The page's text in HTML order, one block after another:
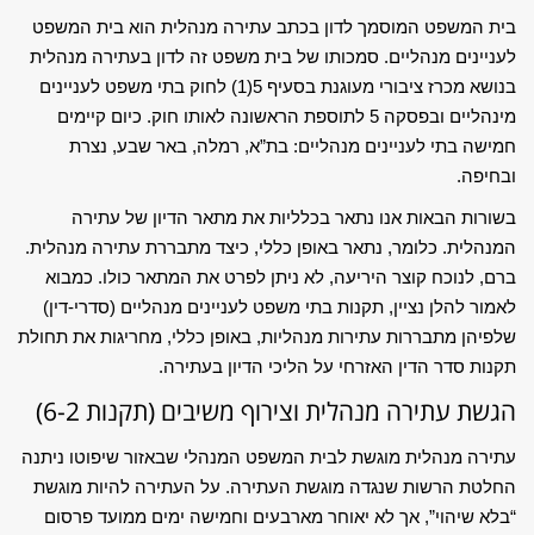
בית המשפט המוסמך לדון בכתב עתירה מנהלית הוא בית המשפט
לעניינים מנהליים. סמכותו של בית משפט זה לדון בעתירה מנהלית
בנושא מכרז ציבורי מעוגנת בסעיף 5(1) לחוק בתי משפט לעניינים
מינהליים ובפסקה 5 לתוספת הראשונה לאותו חוק. כיום קיימים
חמישה בתי לעניינים מנהליים: בת”א, רמלה, באר שבע, נצרת
ובחיפה.
בשורות הבאות אנו נתאר בכלליות את מתאר הדיון של עתירה
המנהלית. כלומר, נתאר באופן כללי, כיצד מתבררת עתירה מנהלית.
ברם, לנוכח קוצר היריעה, לא ניתן לפרט את המתאר כולו. כמבוא
לאמור להלן נציין, תקנות בתי משפט לעניינים מנהליים (סדרי-דין)
שלפיהן מתבררות עתירות מנהליות, באופן כללי, מחריגות את תחולת
תקנות סדר הדין האזרחי על הליכי הדיון בעתירה.
הגשת עתירה מנהלית וצירוף משיבים (תקנות 6-2)
עתירה מנהלית מוגשת לבית המשפט המנהלי שבאזור שיפוטו ניתנה
החלטת הרשות שנגדה מוגשת העתירה. על העתירה להיות מוגשת
“בלא שיהוי”, אך לא יאוחר מארבעים וחמישה ימים ממועד פרסום